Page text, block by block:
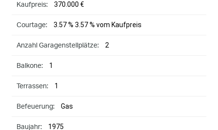
Kaufpreis: 370.000 €
Courtage: 3.57 % 3.57 % vom Kaufpreis
Anzahl Garagenstellplätze: 2
Balkone: 1
Terrassen: 1
Befeuerung: Gas
Baujahr: 1975